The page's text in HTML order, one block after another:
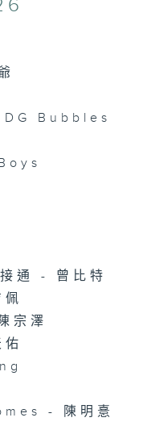
Bubbles
通 - 曾比特
宗澤
- 陳明憙